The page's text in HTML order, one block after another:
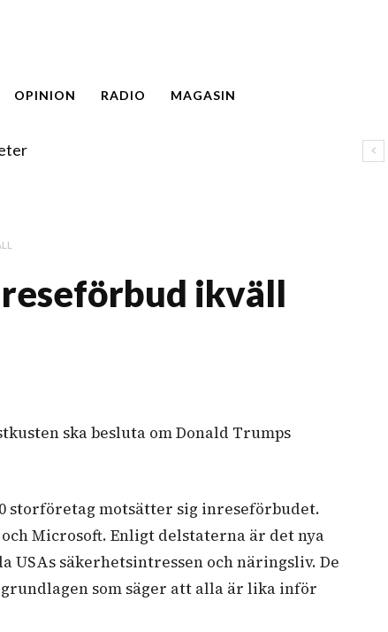
OPINION RADIO MAGASIN
ikväll
skabesluta omDonald Trumps
storföretag motsätter sig inreseförbudet.
Microsoft. Enligt delstaterna är detnya
USAs säkerhetsintressen ochnäringsliv. De
grundlagen som säger att alla är lika inför